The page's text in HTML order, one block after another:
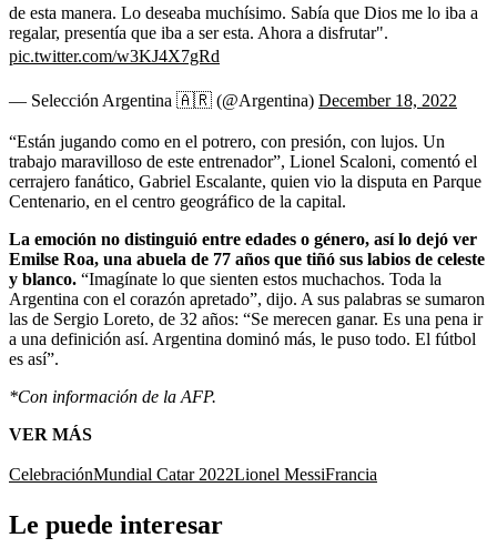
de esta manera. Lo deseaba muchísimo. Sabía que Dios me lo iba a
regalar, presentía que iba a ser esta. Ahora a disfrutar".
pic.twitter.com/w3KJ4X7gRd
— Selección Argentina 🇦🇷 (@Argentina) December 18, 2022
“Están jugando como en el potrero, con presión, con lujos. Un
trabajo maravilloso de este entrenador”, Lionel Scaloni, comentó el
cerrajero fanático, Gabriel Escalante, quien vio la disputa en Parque
Centenario, en el centro geográfico de la capital.
La emoción no distinguió entre edades o género, así lo dejó ver
Emilse Roa, una abuela de 77 años que tiñó sus labios de celeste
y blanco. “Imagínate lo que sienten estos muchachos. Toda la
Argentina con el corazón apretado”, dijo. A sus palabras se sumaron
las de Sergio Loreto, de 32 años: “Se merecen ganar. Es una pena ir
a una definición así. Argentina dominó más, le puso todo. El fútbol
es así”.
*Con información de la AFP.
VER MÁS
CelebraciónMundial Catar 2022Lionel MessiFrancia
Le puede interesar